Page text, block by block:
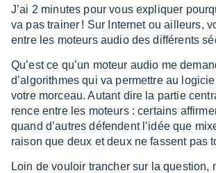
J’ai 2 minutes pour vous expliquer
va pas trai­ner ! Sur Inter­net ou ailleurs,
entre les moteurs audio des diffé­rents
Qu’est ce qu’un moteur audio me
d’al­go­rithmes qui va permettre au
votre morceau. Autant dire la partie
rence entre les moteurs : certains
quand d’autres défendent l’idée que
raison que deux et deux ne fassent pas
Loin de vouloir tran­cher sur la